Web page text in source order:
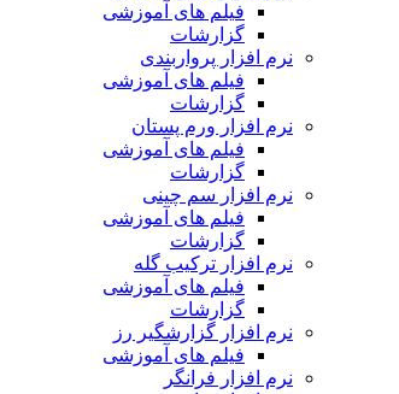
فیلم های آموزشی
گزارشات
نرم افزار پرواربندی
فیلم های آموزشی
گزارشات
نرم افزار ورم پستان
فیلم های آموزشی
گزارشات
نرم افزار سم چینی
فیلم های آموزشی
گزارشات
نرم افزار ترکیب گله
فیلم های آموزشی
گزارشات
نرم افزار گزارشگیر رز
فیلم های آموزشی
نرم افزار فرانگر